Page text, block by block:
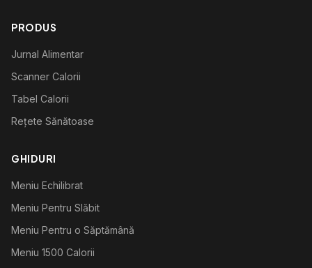
PRODUS
Jurnal Alimentar
Scanner Calorii
Tabel Calorii
Rețete Sănătoase
GHIDURI
Meniu Echilibrat
Meniu Pentru Slăbit
Meniu Pentru o Săptămână
Meniu 1500 Calorii